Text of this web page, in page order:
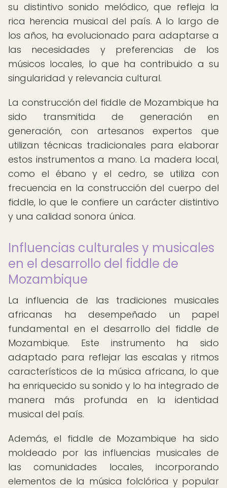
su distintivo sonido melódico, que refleja la
rica herencia musical del país. A lo largo de
los años, ha evolucionado para adaptarse a
las necesidades y preferencias de los
músicos locales, lo que ha contribuido a su
singularidad y relevancia cultural.
La construcción del fiddle de Mozambique ha
sido transmitida de generación en
generación, con artesanos expertos que
utilizan técnicas tradicionales para elaborar
estos instrumentos a mano. La madera local,
como el ébano y el cedro, se utiliza con
frecuencia en la construcción del cuerpo del
fiddle, lo que le confiere un carácter distintivo
y una calidad sonora única.
Influencias culturales y musicales
en el desarrollo del fiddle de
Mozambique
La influencia de las tradiciones musicales
africanas ha desempeñado un papel
fundamental en el desarrollo del fiddle de
Mozambique. Este instrumento ha sido
adaptado para reflejar las escalas y ritmos
característicos de la música africana, lo que
ha enriquecido su sonido y lo ha integrado de
manera más profunda en la identidad
musical del país.
Además, el fiddle de Mozambique ha sido
moldeado por las influencias musicales de
las comunidades locales, incorporando
elementos de la música folclórica y popular